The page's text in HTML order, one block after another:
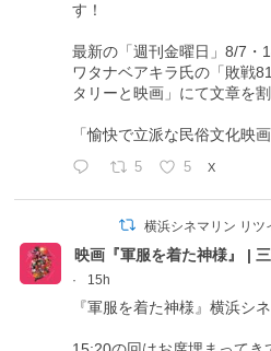
す！
最新の「週刊金曜日」8/7・
ワタナベアキラ氏の「敗戦
タリーと映画」にて文章を
「愉快で立派な民俗文化映
5 5 X
横浜シネマリン リツ
映画『軍服を着た神様』 |
·
15h
『軍服を着た神様』横浜シ